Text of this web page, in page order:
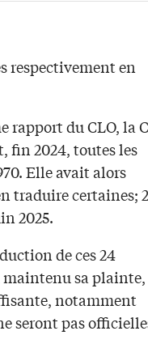
respectivement en
rapport du CLO, la
fin 2024, toutes les
Elle avait alors
traduire certaines;
2025.
de ces 24
maintenu sa plainte,
notamment
seront pas